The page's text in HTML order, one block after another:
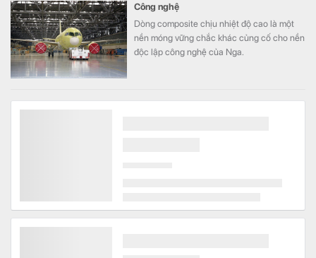
Công nghệ
Dòng composite chịu nhiệt độ cao là một
nền móng vững chắc khác củng cố cho nền
độc lập công nghệ của Nga.